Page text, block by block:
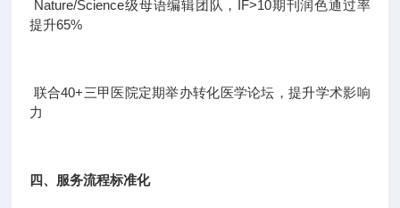
Nature/Science级母语编辑团队，IF>10期刊润色通过率
提升65%
联合40+三甲医院定期举办转化医学论坛，提升学术影响
力
四、服务流程标准化